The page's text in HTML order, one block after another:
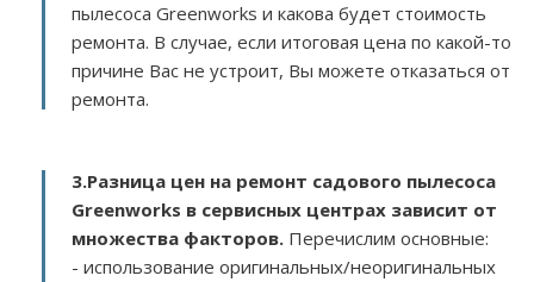
пылесоса Greenworks и какова будет стоимость
ремонта. В случае, если итоговая цена по какой-то
причине Вас не устроит, Вы можете отказаться от
ремонта.
3.Разница цен на ремонт садового пылесоса
Greenworks в сервисных центрах зависит от
множества факторов. Перечислим основные:
- использование оригинальных/неоригинальных